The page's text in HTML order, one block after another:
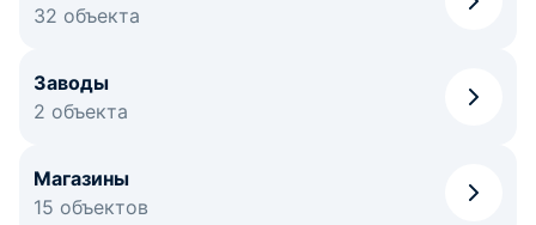
32 объекта
Заводы
2 объекта
Магазины
15 объектов